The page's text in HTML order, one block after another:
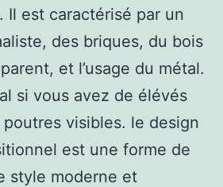
Il est caractérisé par un
des briques, du bois
et l’usage du métal.
si vous avez de élévés
visibles. le design
est une forme de
style moderne et